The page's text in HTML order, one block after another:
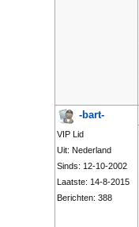
-bart-
VIP Lid
Uit: Nederland
Sinds: 12-10-2002
Laatste: 14-8-2015
Berichten: 388